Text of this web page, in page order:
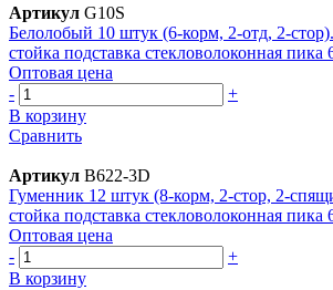
Артикул G10S
Белолобый 10 штук (6-корм, 2-отд, 2-
стойка подставка стекловолоконная пика
Оптовая цена
-
+
В корзину
Сравнить
Артикул B622-3D
Гуменник 12 штук (8-корм, 2-стор, 2-
стойка подставка стекловолоконная пика
Оптовая цена
-
+
В корзину